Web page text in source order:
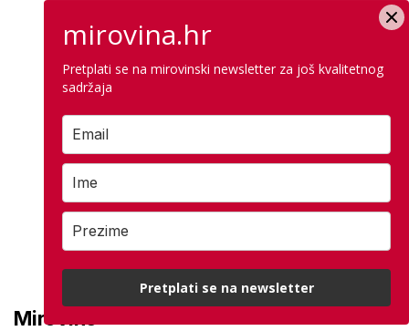
Mirovine
mirovina.hr
Pretplati se na mirovinski newsletter za još kvalitetnog
sadržaja
Pretplati se na newsletter